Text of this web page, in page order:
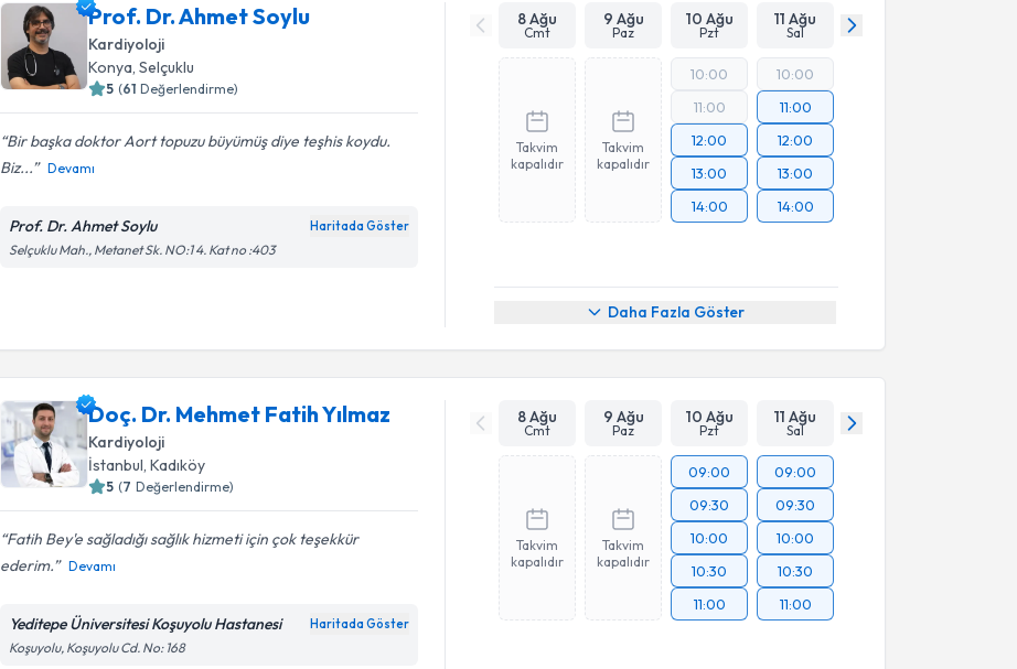
Prof. Dr. Ahmet Soylu
Kardiyoloji
Konya , Selçuklu
5 (61 Değerlendirme)
Bir başka doktor Aort topuzu büyümüş diye teşhis koydu.
Biz...
Devamı
Prof. Dr. Ahmet Soylu Haritada Göster
Selçuklu Mah., Metanet Sk. NO:1 4. Kat no :403
8 Ağu
Cmt
9 Ağu
Paz
10 Ağu
Pzt
11 Ağu
Sal
Takvim
kapalıdır
Takvim
kapalıdır
10:00
11:00
12:00
13:00
14:00
10:00
11:00
12:00
13:00
14:00
Daha Fazla Göster
Doç. Dr. Mehmet Fatih Yılmaz
Kardiyoloji
İstanbul, Kadıköy
5 (7 Değerlendirme)
Fatih Bey'e sağladığı sağlık hizmeti için çok teşekkür
ederim.
Devamı
Yeditepe Üniversitesi Koşuyolu Hastanesi Haritada Göster
Koşuyolu, Koşuyolu Cd. No: 168
8 Ağu
Cmt
9 Ağu
Paz
10 Ağu
Pzt
11 Ağu
Sal
Takvim
kapalıdır
Takvim
kapalıdır
09:00
09:30
10:00
10:30
11:00
09:00
09:30
10:00
10:30
11:00